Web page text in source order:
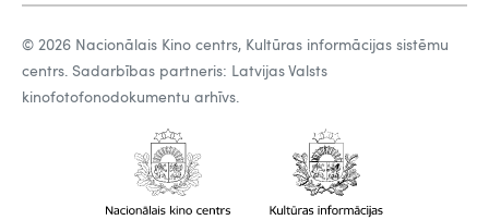
© 2026 Nacionālais Kino centrs, Kultūras informācijas sistēmu
centrs. Sadarbības partneris: Latvijas Valsts
kinofotofonodokumentu arhīvs.